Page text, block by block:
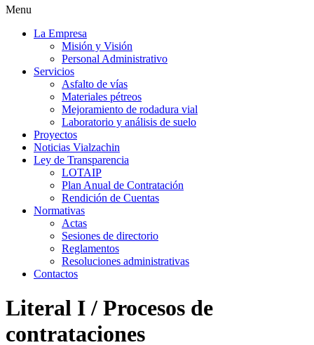
Menu
La Empresa
Misión y Visión
Personal Administrativo
Servicios
Asfalto de vías
Materiales pétreos
Mejoramiento de rodadura vial
Laboratorio y análisis de suelo
Proyectos
Noticias Vialzachin
Ley de Transparencia
LOTAIP
Plan Anual de Contratación
Rendición de Cuentas
Normativas
Actas
Sesiones de directorio
Reglamentos
Resoluciones administrativas
Contactos
Literal I / Procesos de
contrataciones